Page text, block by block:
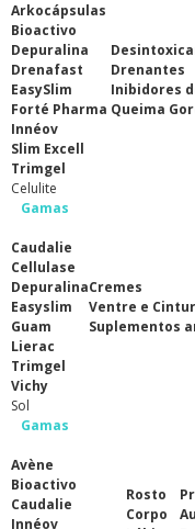
Arkocápsulas
Bioactivo
Depuralina
Drenafast
EasySlim
Forté Pharma
Innéov
Slim Excell
Trimgel
Drenantes
Inibidores
Queima
Celulite
Gamas
Caudalie
Cellulase
Depuralina
Easyslim
Guam
Lierac
Trimgel
Vichy
Cremes
Ventre e
Suplementos
Sol
Gamas
Avène
Bioactivo
Caudalie
Innéov
Rosto
Corpo